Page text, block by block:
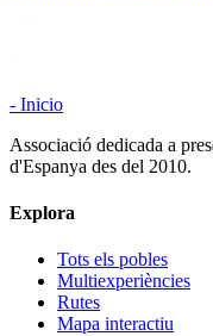
- Inicio
Associació dedicada a
d'Espanya des del 2010.
Explora
Tots els pobles
Multiexperiències
Rutes
Mapa interactiu